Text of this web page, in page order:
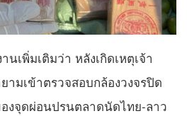
นเพิ่มเติมว่า หลังเกิดเหตุเจ้า
มเข้าตรวจสอบกล้องวงจรปิด
งจุดผ่อนปรนตลาดนัดไทย-ลาว